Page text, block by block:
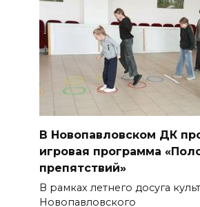
В Новопавловском ДК
игровая программа
препятствий»
В рамках летнего досуга
Новопавловского